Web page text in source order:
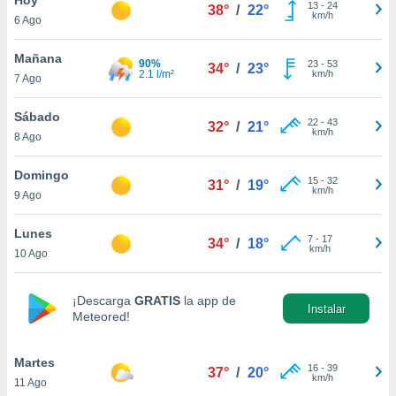
en
más
nuestra
de
aceptar
de
6 Ago
38° / 22° 13- 24
km/h
Mañana
7 Ago
90%
2.1 l/m²
34° / 23° 23- 53
km/h
Sábado
8 Ago
32° / 21° 22- 43
km/h
Domingo
9 Ago
31° / 19° 15- 32
km/h
Lunes
10 Ago
34° / 18° 7- 17
km/h
¡Descarga GRATIS la app de
Meteored!
Instalar
Martes
11 Ago
37° / 20° 16- 39
km/h